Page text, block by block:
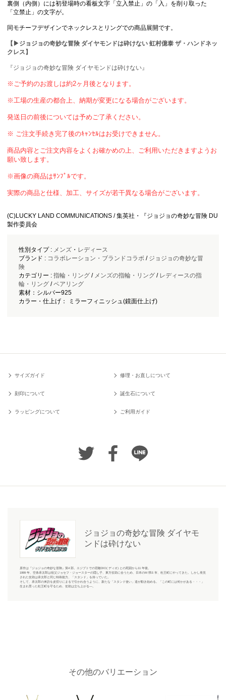
裏側（内側）には初登場時の看板文字「立入禁止」の「入」を削り取った
「立禁止」の文字が。
同モチーフデザインでネックレスとリングでの商品展開です。
【▶ジョジョの奇妙な冒険 ダイヤモンドは砕けない 虹村億泰 ザ・ハンドネッ
クレス】
『ジョジョの奇妙な冒険 ダイヤモンドは砕けない』
※ご予約のお渡しは約2ヶ月後となります。
※工場の生産の都合上、納期が変更になる場合がございます。
発送日の前後については予めご了承ください。
※ ご注文手続き完了後のｷｬﾝｾﾙはお受けできません。
商品内容とご注文内容をよくお確かめの上、ご利用いただきますようお
願い致します。
※画像の商品はｻﾝﾌﾟﾙです。
実際の商品と仕様、加工、サイズが若干異なる場合がございます。
(C)LUCKY LAND COMMUNICATIONS / 集英社・『ジョジョの奇妙な冒険 DU
製作委員会
性別タイプ : メンズ・ レディース
ブランド : コラボレーション・ブランドコラボ/ ジョジョの奇妙な冒
険
カテゴリー : 指輪・リング/ メンズの指輪・リング/ レディースの指
輪・リング/ペアリング
素材：シルバー925
カラー・仕上げ： ミラーフィニッシュ(鏡面仕上げ)
サイズガイド 修理・お直しについて
刻印について 誕生石について
ラッピングについて ご利用ガイド
ジョジョの奇妙な冒険 ダイヤモ
ンドは砕けない
原作は『ジョジョの奇妙な冒険』第4 部。エジプトでの宿敵DIO( ディオ) との死闘から11 年後。
1999 年、空条承太郎は祖父ジョセフ・ジョースターの隠し子、東方仗助に会うため、日本のM 県S 市、杜王町にやってきた。しかし発見
された仗助は承太郎と同じ特殊能力、「スタンド」を持っていた。
そして、承太郎の来訪を皮切りにまるで引かれ合うように、新たな「スタンド使い」達が動き始める。「この町には何かがある・・・」
生まれ育った杜王町を守るため、仗助は立ち上がる―。
その他のバリエーション